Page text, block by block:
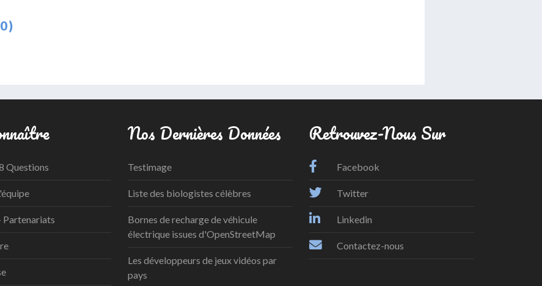
Questions
Partenariats
Nos Dernières Données
Testimage
Liste des biologistes célèbres
Bornes de recharge de véhicule
électrique issues d'OpenStreetMap
Les développeurs de jeux vidéos par
pays
Retrouvez-Nous Sur
Facebook
Twitter
Linkedin
Contactez-nous